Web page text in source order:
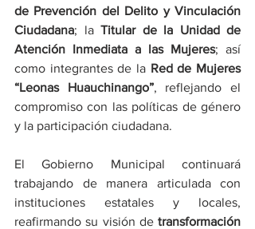
de Prevención del Delito y Vinculación
Ciudadana; la Titular de la Unidad de
Atención Inmediata a las Mujeres; así
como integrantes de la Red de Mujeres
“Leonas Huauchinango”, reflejando el
compromiso con las políticas de género
y la participación ciudadana.
El Gobierno Municipal continuará
trabajando de manera articulada con
instituciones estatales y locales,
reafirmando su visión de transformación